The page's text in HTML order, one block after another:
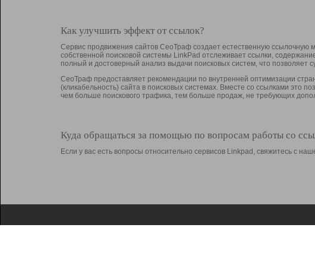
Как улучшить эффект от ссылок?
Сервис продвижения сайтов СеоТраф создает естественную ссылочную
собственной поисковой системы LinkPad отслеживает ссылки,
полный и достоверный анализ выдачи поисковых систем, что позволяет
СеоТраф предоставляет рекомендации по внутренней оптимизации
(кликабельность) сайта в поисковых системах. Вместе со ссылками это
чем больше поискового трафика, тем больше продаж, не требующих
Куда обращаться за помощью по вопросам работы со
Если у вас есть вопросы относительно сервисов Linkpad, свяжитесь с